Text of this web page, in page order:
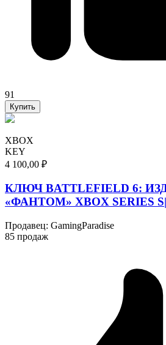
91
Купить
XBOX
KEY
4 100,00 ₽
КЛЮЧ BATTLEFIELD 6:
«ФАНТОМ» XBOX SERIES
Продавец: GamingParadise
85 продаж